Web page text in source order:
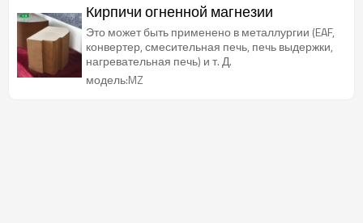
Кирпичи огненной магнезии
Это может быть применено в металлургии (EAF,
конвертер, смесительная печь, печь выдержки,
нагревательная печь) и т. Д.
модель:MZ